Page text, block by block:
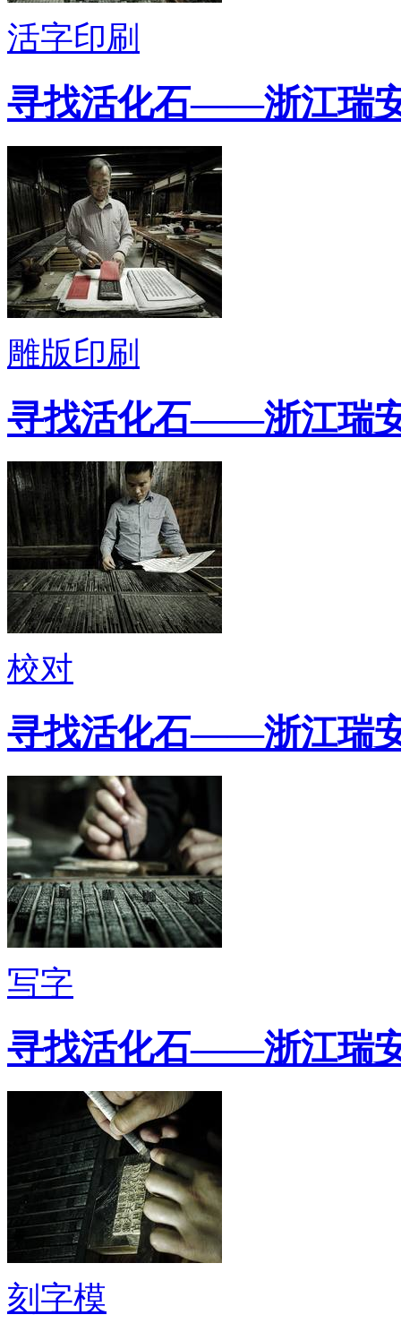
活字印刷
寻找活化石——浙江瑞
雕版印刷
寻找活化石——浙江瑞
校对
寻找活化石——浙江瑞
写字
寻找活化石——浙江瑞
刻字模